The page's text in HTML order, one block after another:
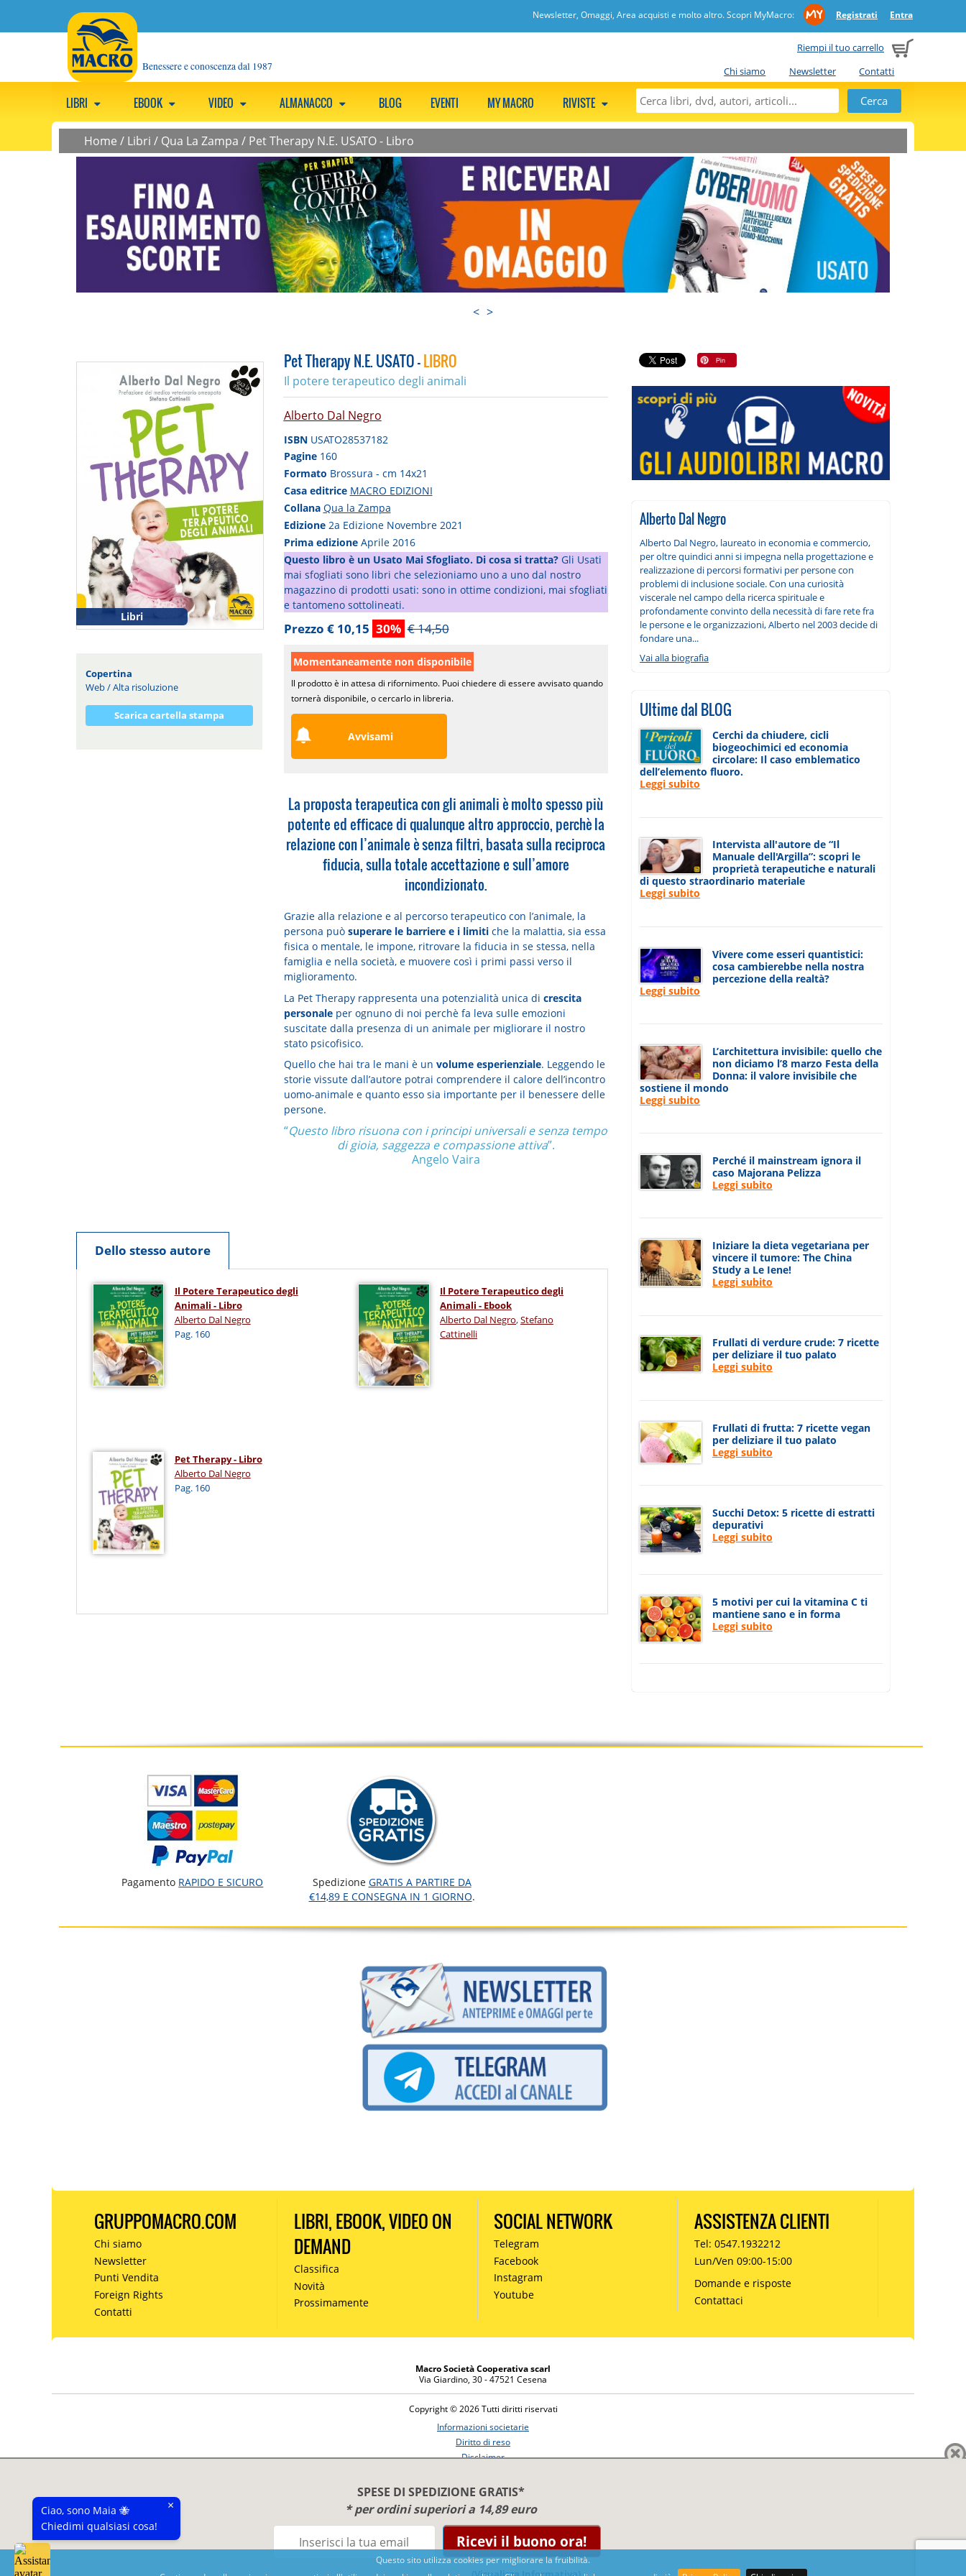
Questo sito utilizza cookies per migliorare la fruibilità.
Newsletter, Omaggi, Area acquisti e molto altro. Scopri MyMacro: Registrati Entra
Riempi il tuo carrello
Chi siamo
Newsletter Contatti
Benessere e conoscenza dal 1987
LIBRI EBOOK VIDEO ALMANACCO BLOG EVENTI MY MACRO RIVISTE
SPESE DI SPEDIZIONE GRATIS*
* per ordini superiori a 14,89 euro
Ricevi il buono ora!
Home / Libri / Qua La Zampa / Pet Therapy N.E. USATO - Libro
< >
Libri
Copertina
Web/Alta risoluzione
Scarica cartella stampa
Pet Therapy N.E. USATO -LIBRO
Il potere terapeutico degli animali
Alberto Dal Negro
ISBN USATO28537182
Pagine 160
Formato Brossura - cm 14x21
Casa editrice MACRO EDIZIONI
Collana Qua la Zampa
Edizione 2a Edizione Novembre 2021
Prima edizione Aprile 2016
Questo libro è un Usato Mai Sfogliato. Di cosa si tratta?Gli Usati
mai sfogliati sono libri che selezioniamo uno a uno dal nostro
magazzino di prodotti usati: sono in ottime condizioni, mai sfogliati
e tantomeno sottolineati.
Prezzo € 10,15 30% € 14,50
Momentaneamente non disponibile
Il prodotto è in attesa di rifornimento. Puoi chiedere di essere avvisato quando
tornerà disponibile, o cercarlo in libreria.
Avvisami
La proposta terapeutica con gli animali è molto spesso più
potente ed efficace di qualunque altro approccio, perchè la
relazione con l’animale è senza filtri, basata sulla reciproca
fiducia, sulla totale accettazione e sull’amore
incondizionato.
Grazie alla relazione e al percorso terapeutico con l’animale, la
persona può superare le barriere e i limitiche la malattia, sia essa
fisica o mentale, le impone, ritrovare la fiducia in se stessa, nella
famiglia e nella società, e muovere così i primi passi verso il
miglioramento.
La Pet Therapy rappresenta una potenzialità unica di crescita
personaleper ognuno di noi perchè fa leva sulle emozioni
suscitate dalla presenza di un animale per migliorare il nostro
stato psicofisico.
Quello che hai tra le mani è un volume esperienziale. Leggendo le
storie vissute dall’autore potrai comprendere il calore dell’incontro
uomo-animale e quanto esso sia importante per il benessere delle
persone.
“Questo libro risuona con i principi universali e senza tempo
di gioia, saggezza e compassione attiva”.
Angelo Vaira
Dello stesso autore
Il Potere Terapeutico degli
Animali - Libro
Alberto Dal Negro
Pag. 160
Il Potere Terapeutico degli
Animali - Ebook
Alberto Dal Negro,Stefano
Cattinelli
Pet Therapy - Libro
Alberto Dal Negro
Pag. 160
Alberto Dal Negro
Alberto Dal Negro, laureato in economia e commercio,
per oltre quindici anni si impegna nella progettazione e
realizzazione di percorsi formativi per persone con
problemi di inclusione sociale. Con una curiosità
viscerale nel campo della ricerca spirituale e
profondamente convinto della necessità di fare rete fra
le persone e le organizzazioni, Alberto nel 2003 decide di
fondare una...
Vai alla biografia
Ultime dal BLOG
Cerchi da chiudere, cicli
biogeochimici ed economia
circolare: Il caso emblematico
dell’elemento fluoro.
Leggi subito
Intervista all'autore de “Il
Manuale dell'Argilla”: scopri le
proprietà terapeutiche e naturali
di questo straordinario materiale
Leggi subito
Vivere come esseri quantistici:
cosa cambierebbe nella nostra
percezione della realtà?
Leggi subito
L’architettura invisibile: quello che
non diciamo l’8 marzo Festa della
Donna: il valore invisibile che
sostiene il mondo
Leggi subito
Perché il mainstream ignora il
caso Majorana Pelizza
Leggi subito
Iniziare la dieta vegetariana per
vincere il tumore: The China
Study a Le Iene!
Leggi subito
Frullati di verdure crude: 7 ricette
per deliziare il tuo palato
Leggi subito
Frullati di frutta: 7 ricette vegan
per deliziare il tuo palato
Leggi subito
Succhi Detox: 5 ricette di estratti
depurativi
Leggi subito
5 motivi per cui la vitamina C ti
mantiene sano e in forma
Leggi subito
Pagamento RAPIDO E SICURO Spedizione GRATIS A PARTIRE DA
€14,89 E CONSEGNA IN 1 GIORNO.
GRUPPOMACRO.COM
Chi siamo
Newsletter
Punti Vendita
Foreign Rights
Contatti
LIBRI, EBOOK, VIDEO ON
DEMAND
Classifica
Novità
Prossimamente
SOCIAL NETWORK
Telegram
Facebook
Instagram
Youtube
ASSISTENZA CLIENTI
Tel: 0547.1932212
Lun/Ven 09:00-15:00
Domande e risposte
Contattaci
Macro Società Cooperativa scarl
Via Giardino, 30 - 47521 Cesena
Copyright © 2026 Tutti diritti riservati
Informazioni societarie
Diritto di reso
Disclaimer
Benessere e conoscenza dal 1987
Sviluppato daNimaia
Ciao, sono Maia 🐝
Chiedimi qualsiasi cosa!
×